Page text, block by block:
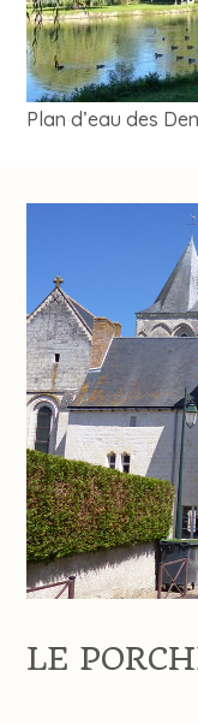
Plan d’eau des
LE